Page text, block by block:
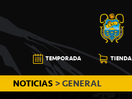
a
la
navegación
principal
al
contenido
principal
a
la
barra
lateral
principal
CB
CANARIAS
TEMPORADA TIENDA
NOTICIAS > GENERAL